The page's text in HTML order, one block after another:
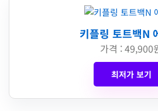
키플링 토트백N
가격 : 49,900
최저가 보기